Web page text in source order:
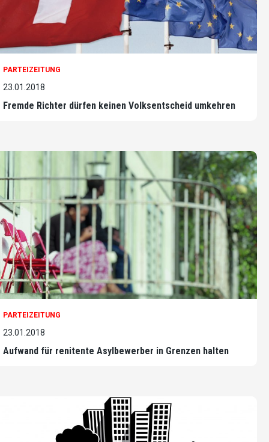
PARTEIZEITUNG
23.01.2018
Fremde Richter dürfen keinen Volksentscheid umkehren
PARTEIZEITUNG
23.01.2018
Aufwand für renitente Asylbewerber in Grenzen halten